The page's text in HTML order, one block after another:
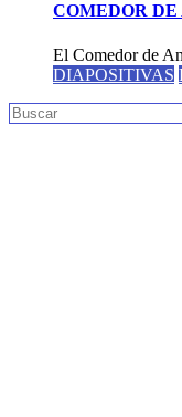
COMEDOR
El Comedor de
DIAPOSITIVAS